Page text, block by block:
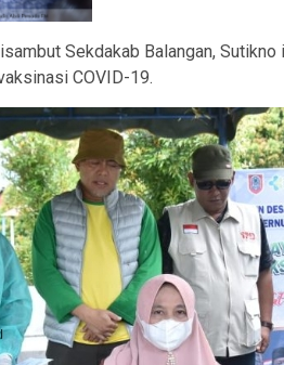
Sekdakab Balangan,
COVID-19.